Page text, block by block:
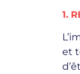
1.
et